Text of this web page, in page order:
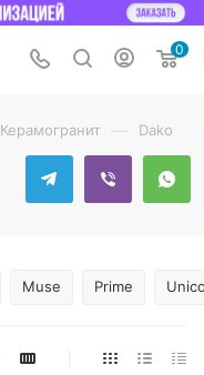
0
Керамогранит — Dako
Muse Prime